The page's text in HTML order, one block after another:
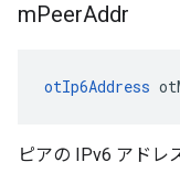
mPeerAddr
otIp6Address
ピアの IPv6 アドレ